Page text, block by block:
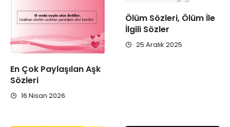
En Çok Paylaşılan Aşk
Sözleri
16 Nisan 2026
Ölüm Sözleri, Ölüm İle
İlgili Sözler
25 Aralık 2025